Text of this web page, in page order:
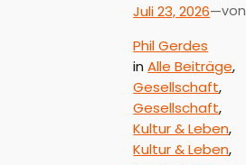
Juli 23, 2026—von
Phil Gerdes
inAlle Beiträge
Gesellschaft
Gesellschaft
Kultur & Leben
Kultur & Leben